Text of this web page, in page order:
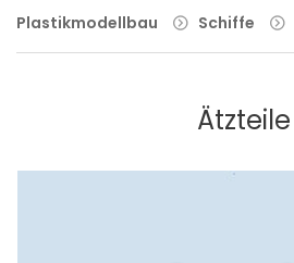
Plastikmodellbau Schiffe
Ätzteile